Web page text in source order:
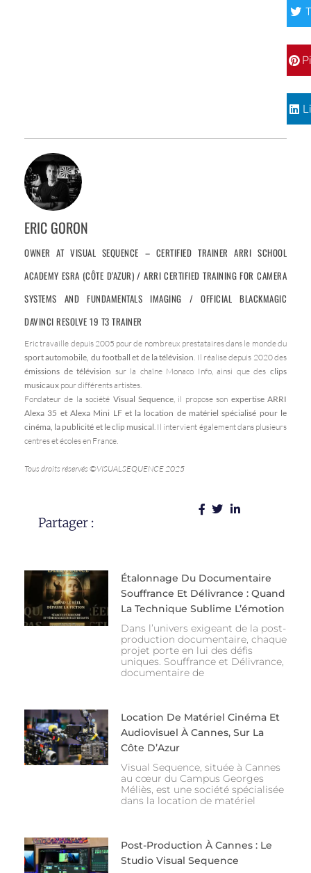
ERIC GORON
OWNER AT VISUAL SEQUENCE – CERTIFIED TRAINER ARRI SCHOOL
ACADEMY ESRA (CÔTE D’AZUR) / ARRI CERTIFIED TRAINING FOR CAMERA
SYSTEMS AND FUNDAMENTALS IMAGING / OFFICIAL BLACKMAGIC
DAVINCI RESOLVE 19 T3 TRAINER
Eric travaille depuis 2005 pour de nombreux prestataires dans le monde du
sport automobile, du football et de la télévision. Il réalise depuis 2020 des
émissions de télévision sur la chaîne Monaco Info, ainsi que desclips
musicaux pour différents artistes.
Fondateur de la société Visual Sequence, il propose son expertise ARRI
Alexa 35 et Alexa Mini LF et la location de matériel spécialisé pour le
cinéma, la publicité et le clip musical. Il intervient également dans plusieurs
centres et écoles en France.
Tous droits réservés ©VISUALSEQUENCE 2025
Partager :
Étalonnage Du Documentaire
Souffrance Et Délivrance : Quand
La Technique Sublime L’émotion
Dans l’univers exigeant de la post-
production documentaire, chaque
projet porte en lui des défis
uniques. Souffrance et Délivrance,
documentaire de
Location De Matériel Cinéma Et
Audiovisuel À Cannes, Sur La
Côte D’Azur
Visual Sequence, située à Cannes
au cœur du Campus Georges
Méliès, est une société spécialisée
dans la location de matériel
Post-Production À Cannes : Le
Studio Visual Sequence